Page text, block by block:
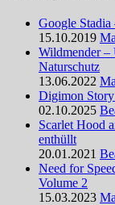
Google Stadia
15.10.2019
Wildmender –
Naturschutz
13.06.2022
Digimon Story
02.10.2025
Scarlet Hood
enthüllt
20.01.2021
Need for
Volume 2
15.03.2023